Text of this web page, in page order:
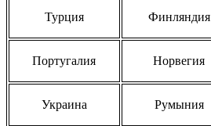
Турция Финляндия
Португалия Норвегия
Украина Румыния